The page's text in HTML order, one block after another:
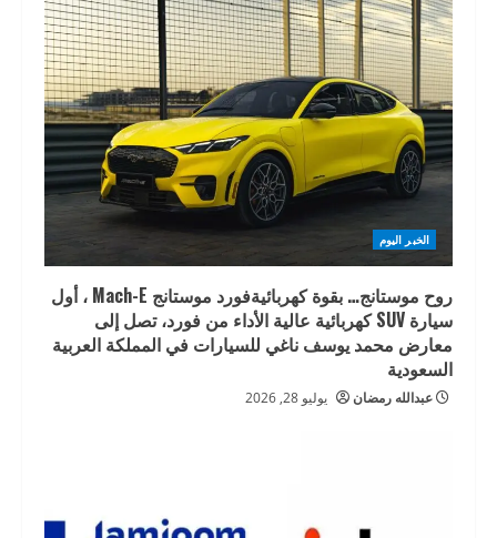
الخبر اليوم
روح موستانج… بقوة كهربائيةفورد موستانج Mach-E ، أول
سيارة SUV كهربائية عالية الأداء من فورد، تصل إلى
معارض محمد يوسف ناغي للسيارات في المملكة العربية
السعودية
عبدالله رمضان يوليو 28, 2026